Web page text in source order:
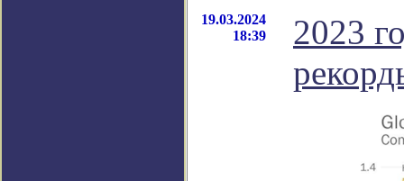
19.03.2024
18:39
2023